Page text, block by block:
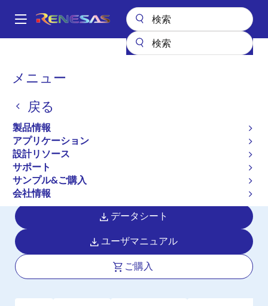
ン
Main
メニュー
戻る
製品情報
アプリケーション
設計リソース
サポート
サンプル&ご購入
会社情報
パ
く
ず
マイクロコントローラとマイクロプロセッサ
RX140
アクティブ
RX100シリーズで初めてRXv2コアと第
3世代タッチIPを搭載し、更なる低消費
電力化を実現した32ビットマイクロコ
ントローラ
データシート
ユーザマニュアル
ご購入